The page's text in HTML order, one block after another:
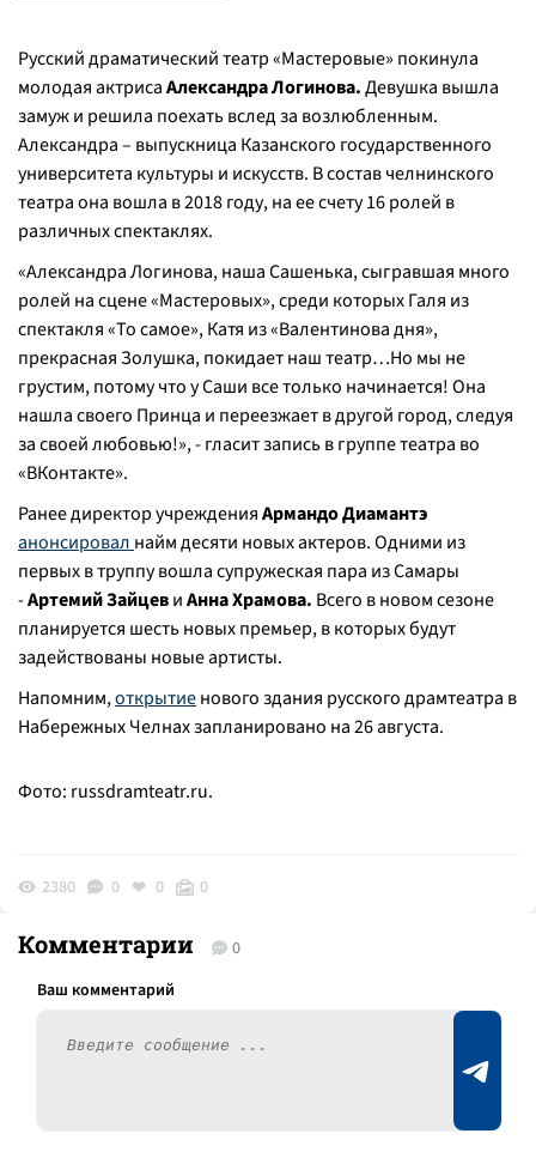
Русский драматический театр «Мастеровые» покинула
молодая актрисаАлександра Логинова.Девушка вышла
замуж и решила поехать вслед за возлюбленным.
Александра – выпускница Казанского государственного
университета культуры и искусств. В состав челнинского
театра она вошла в 2018 году, на ее счету 16 ролей в
различных спектаклях.
«Александра Логинова, наша Сашенька, сыгравшая много
ролей на сцене «Мастеровых», среди которых Галя из
спектакля «То самое», Катя из «Валентинова дня»,
прекрасная Золушка, покидает наш театр…Но мы не
грустим, потому что у Саши все только начинается! Она
нашла своего Принца и переезжает в другой город, следуя
за своей любовью!», - гласит запись в группе театра во
«ВКонтакте».
Ранее директор учрежденияАрмандо Диамантэ
анонсировал найм десяти новых актеров. Одними из
первых в труппу вошла супружеская пара из Самары
-Артемий ЗайцевиАнна Храмова. Всего в новом сезоне
планируется шесть новых премьер, в которых будут
задействованы новые артисты.
Напомним,открытиенового здания русского драмтеатра в
Набережных Челнах запланировано на 26 августа.
Фото: russdramteatr.ru.
2380 0 0 0
Комментарии 0